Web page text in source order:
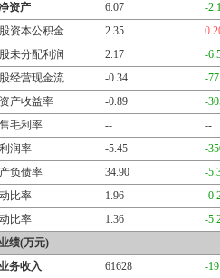
资产
6.07
-
资本公积金
2.35
未分配利润
2.17
-
经营现金流
-0.34
-
产收益率
-0.89
-
毛利率
--
--
润率
-5.45
-
负债率
34.90
-
比率
1.96
-
比率
1.36
-
绩(万元)
务收入
61628
-